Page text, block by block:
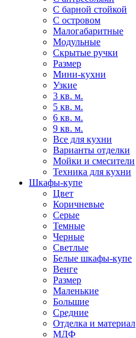
С барной стойкой
С островом
Малогабаритные
Модульные
Скрытые ручки
Размер
Мини-кухни
Узкие
3 кв. м.
5 кв. м.
6 кв. м.
9 кв. м.
Все для кухни
Варианты отделки
Мойки и смесители
Техника для кухни
Шкафы-купе
Цвет
Коричневые
Серые
Темные
Черные
Светлые
Белые шкафы-купе
Венге
Размер
Маленькие
Большие
Средние
Отделка и материал
МДФ